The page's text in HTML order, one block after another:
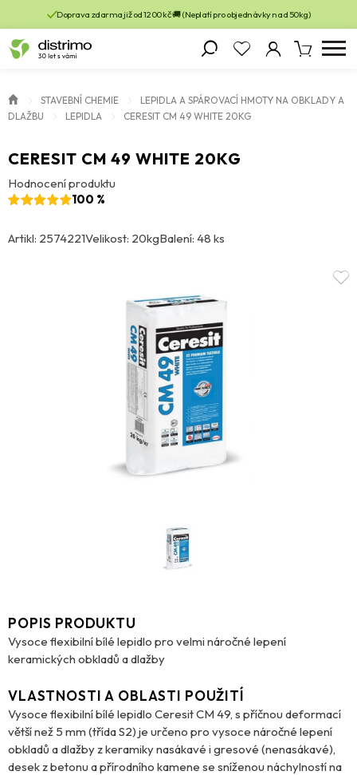
Doprava zdarma již od 1200 kč 🚚 (Neplatí pro objednávky nad 50kg)
STAVEBNÍ CHEMIE
LEPIDLA A SPÁROVACÍ HMOTY NA OBKLADY A
DLAŽBU
LEPIDLA CERESIT CM 49 WHITE 20KG
CERESIT CM 49 WHITE 20KG
Hodnocení produktu
100 %
Artikl: 2574221Velikost: 20kgBalení: 48 ks
POPIS PRODUKTU
Vysoce flexibilní bílé lepidlo pro velmi náročné lepení
keramických obkladů a dlažby
VLASTNOSTI A OBLASTI POUŽITÍ
Vysoce flexibilní bílé lepidlo Ceresit CM 49, s příčnou deformací
větší než 5 mm (třída S2) je určeno pro vysoce náročné lepení
obkladů a dlažby z keramiky nasákavé i gresové (nenasákavé),
desek z betonu a přírodního kamene se sníženou náchylností na